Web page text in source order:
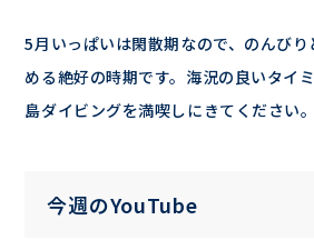
5月いっぱいは閑散期なので、のんび
める絶好の時期です。海況の良いタイ
島ダイビングを満喫しにきてください。
今週のYouTube